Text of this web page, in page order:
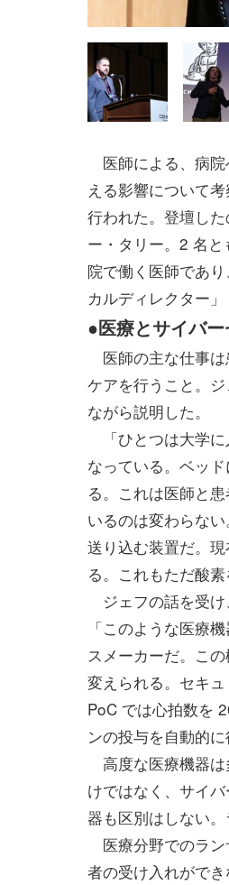
医師による、病
える影響について
行われた。登壇し
ー・タリー。2 名
院で働く医師であ
カルディレクター
●医療とサイバ
医師の主な仕事は
ケアを行うこと。
ながら説明した。
「ひとつは大学に
なっている。ベッ
る。これは医師と
いるのは変わらな
送り込む装置だ。
る。これもただ酸
ジェフの話を受け
「このような医療
スメーカーだ。こ
変えられる。セキ
PoC では心拍数を
ンの投与を自動的
高度な医療機器は
けではなく、サイ
器も区別はしない
医療分野でのラ
者の受け入れがで